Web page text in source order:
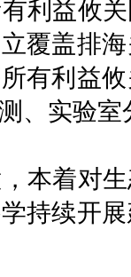
利益攸
覆盖排
有利益
、实验
本着对
持续开